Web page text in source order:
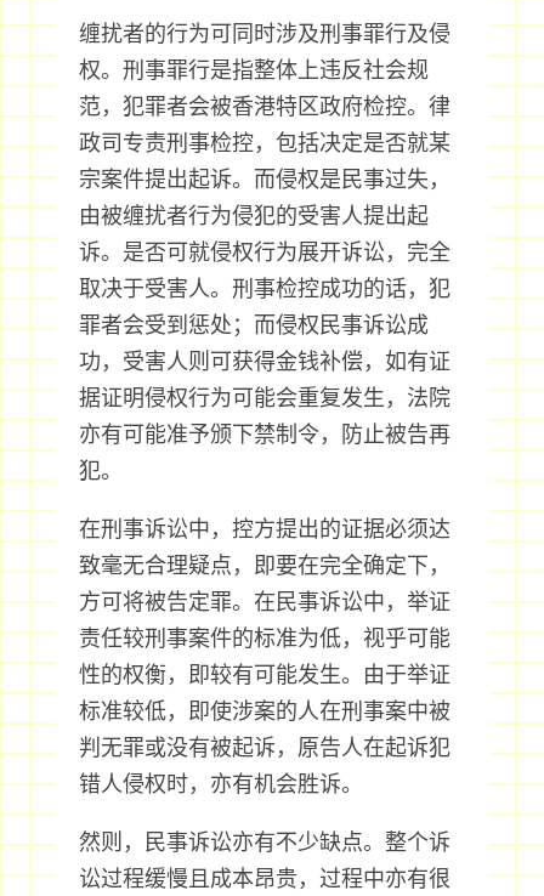
缠扰者的行为可同时涉及刑事罪行及侵
权。刑事罪行是指整体上违反社会规
范，犯罪者会被香港特区政府检控。律
政司专责刑事检控，包括决定是否就某
宗案件提出起诉。而侵权是民事过失，
由被缠扰者行为侵犯的受害人提出起
诉。是否可就侵权行为展开诉讼，完全
取决于受害人。刑事检控成功的话，犯
罪者会受到惩处；而侵权民事诉讼成
功，受害人则可获得金钱补偿，如有证
据证明侵权行为可能会重复发生，法院
亦有可能准予颁下禁制令，防止被告再
犯。
在刑事诉讼中，控方提出的证据必须达
致毫无合理疑点，即要在完全确定下，
方可将被告定罪。在民事诉讼中，举证
责任较刑事案件的标准为低，视乎可能
性的权衡，即较有可能发生。由于举证
标准较低，即使涉案的人在刑事案中被
判无罪或没有被起诉，原告人在起诉犯
错人侵权时，亦有机会胜诉。
然则，民事诉讼亦有不少缺点。整个诉
讼过程缓慢且成本昂贵，过程中亦有很